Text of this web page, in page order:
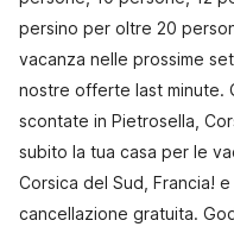
persino per oltre 20
vacanza nelle prossime
nostre offerte last minute.
scontate in Pietrosella,
subito la tua casa per le
Corsica del Sud, Francia!
cancellazione gratuita.